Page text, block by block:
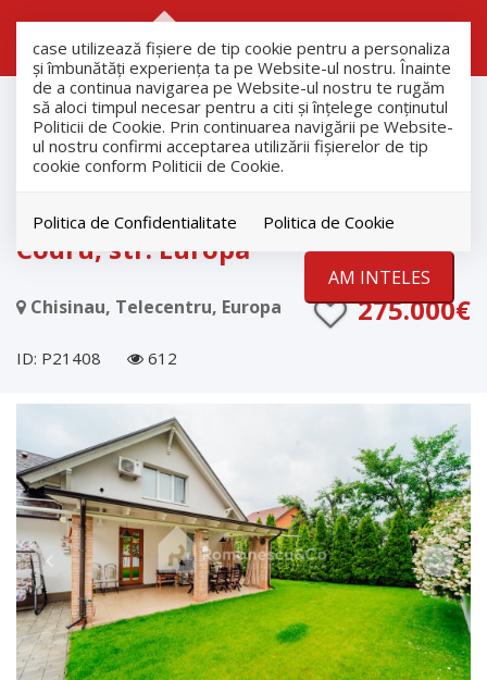
case utilizează fişiere de tip cookie pentru a personaliza
și îmbunătăți experiența ta pe Website-ul nostru. Înainte
de a continua navigarea pe Website-ul nostru te rugăm
să aloci timpul necesar pentru a citi și înțelege conținutul
Politicii de Cookie. Prin continuarea navigării pe Website-
ul nostru confirmi acceptarea utilizării fişierelor de tip
cookie conform Politicii de Cookie.
Politica de Confidentialitate Politica de Cookie
AM INTELES
Vanzare
Case
Chisinau
Telecentru
Casă individuală cu două ieșiri –
Codru, str. Europa
Chisinau, Telecentru, Europa 275.000€
ID: P21408 612